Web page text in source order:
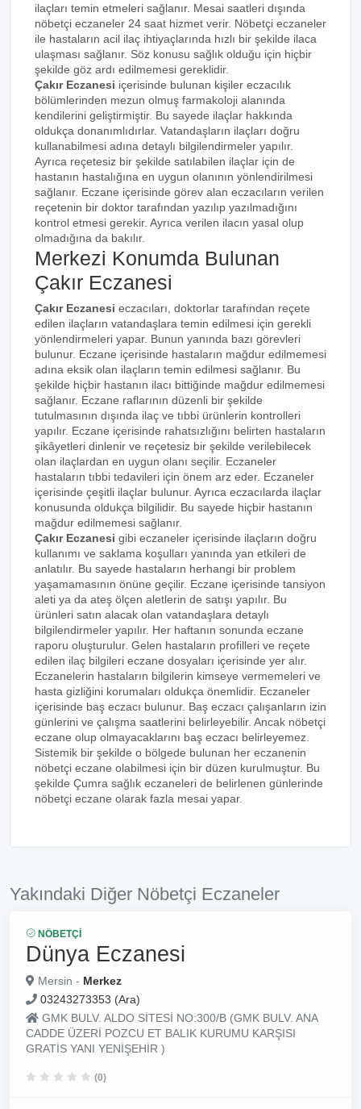
ilaçları temin etmeleri sağlanır. Mesai saatleri dışında
nöbetçi eczaneler 24 saat hizmet verir. Nöbetçi eczaneler
ile hastaların acil ilaç ihtiyaçlarında hızlı bir şekilde ilaca
ulaşması sağlanır. Söz konusu sağlık olduğu için hiçbir
şekilde göz ardı edilmemesi gereklidir.
Çakır Eczanesi içerisinde bulunan kişiler eczacılık
bölümlerinden mezun olmuş farmakoloji alanında
kendilerini geliştirmiştir. Bu sayede ilaçlar hakkında
oldukça donanımlıdırlar. Vatandaşların ilaçları doğru
kullanabilmesi adına detaylı bilgilendirmeler yapılır.
Ayrıca reçetesiz bir şekilde satılabilen ilaçlar için de
hastanın hastalığına en uygun olanının yönlendirilmesi
sağlanır. Eczane içerisinde görev alan eczacıların verilen
reçetenin bir doktor tarafından yazılıp yazılmadığını
kontrol etmesi gerekir. Ayrıca verilen ilacın yasal olup
olmadığına da bakılır.
Merkezi Konumda Bulunan
Çakır Eczanesi
Çakır Eczanesi eczacıları, doktorlar tarafından reçete
edilen ilaçların vatandaşlara temin edilmesi için gerekli
yönlendirmeleri yapar. Bunun yanında bazı görevleri
bulunur. Eczane içerisinde hastaların mağdur edilmemesi
adına eksik olan ilaçların temin edilmesi sağlanır. Bu
şekilde hiçbir hastanın ilacı bittiğinde mağdur edilmemesi
sağlanır. Eczane raflarının düzenli bir şekilde
tutulmasının dışında ilaç ve tıbbi ürünlerin kontrolleri
yapılır. Eczane içerisinde rahatsızlığını belirten hastaların
şikâyetleri dinlenir ve reçetesiz bir şekilde verilebilecek
olan ilaçlardan en uygun olanı seçilir. Eczaneler
hastaların tıbbi tedavileri için önem arz eder. Eczaneler
içerisinde çeşitli ilaçlar bulunur. Ayrıca eczacılarda ilaçlar
konusunda oldukça bilgilidir. Bu sayede hiçbir hastanın
mağdur edilmemesi sağlanır.
Çakır Eczanesi gibi eczaneler içerisinde ilaçların doğru
kullanımı ve saklama koşulları yanında yan etkileri de
anlatılır. Bu sayede hastaların herhangi bir problem
yaşamamasının önüne geçilir. Eczane içerisinde tansiyon
aleti ya da ateş ölçen aletlerin de satışı yapılır. Bu
ürünleri satın alacak olan vatandaşlara detaylı
bilgilendirmeler yapılır. Her haftanın sonunda eczane
raporu oluşturulur. Gelen hastaların profilleri ve reçete
edilen ilaç bilgileri eczane dosyaları içerisinde yer alır.
Eczanelerin hastaların bilgilerin kimseye vermemeleri ve
hasta gizliğini korumaları oldukça önemlidir. Eczaneler
içerisinde baş eczacı bulunur. Baş eczacı çalışanların izin
günlerini ve çalışma saatlerini belirleyebilir. Ancak nöbetçi
eczane olup olmayacaklarını baş eczacı belirleyemez.
Sistemik bir şekilde o bölgede bulunan her eczanenin
nöbetçi eczane olabilmesi için bir düzen kurulmuştur. Bu
şekilde Çumra sağlık eczaneleri de belirlenen günlerinde
nöbetçi eczane olarak fazla mesai yapar.
Yakındaki Diğer Nöbetçi Eczaneler
NÖBETÇI
Dünya Eczanesi
Mersin - Merkez
03243273353 (Ara)
GMK BULV. ALDO SİTESİ NO:300/B (GMK BULV. ANA
CADDE ÜZERİ POZCU ET BALIK KURUMU KARŞISI
GRATİS YANI YENİŞEHİR )
(0)